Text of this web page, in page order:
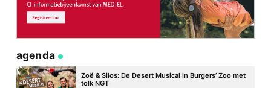
agenda
Zoë & Silos: De Desert Musical in Burgers’ Zoo met
tolk NGT